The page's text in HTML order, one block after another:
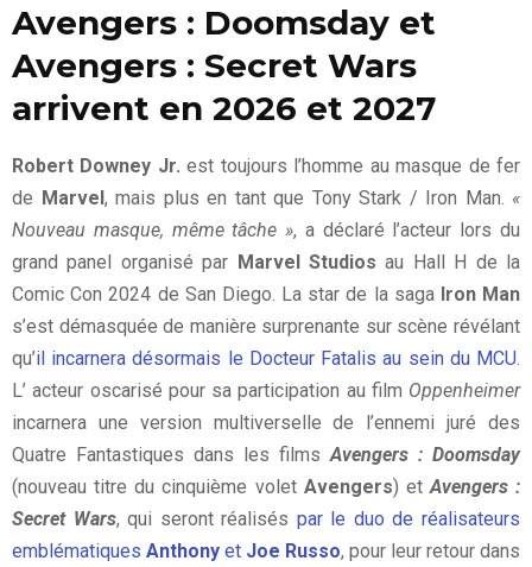
Avengers : Doomsday et
Avengers : Secret Wars
arrivent en 2026 et 2027
Robert Downey Jr. est toujours l’homme au masque de fer
de Marvel, mais plus en tant que Tony Stark / Iron Man. «
Nouveau masque, même tâche », a déclaré l’acteur lors du
grand panel organisé par Marvel Studios au Hall H de la
Comic Con 2024 de San Diego. La star de la sagaIron Man
s’est démasquée de manière surprenante sur scène révélant
qu’il incarnera désormais le Docteur Fatalis au sein du MCU
L’ acteur oscarisé pour sa participation au film Oppenheimer
incarnera une version multiverselle de l’ennemi juré des
Quatre Fantastiques dans les films Avengers : Doomsday
(nouveau titre du cinquième volet Avengers) et Avengers :
Secret Wars, qui seront réalisés par le duo de réalisateurs
emblématiques Anthony et Joe Russo, pour leur retour dans